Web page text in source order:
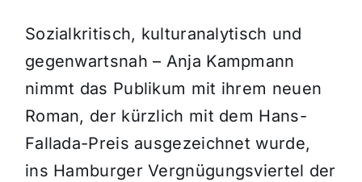
Sozialkritisch, kulturanalytisch und
gegenwartsnah – Anja Kampmann
nimmt das Publikum mit ihrem neuen
Roman, der kürzlich mit dem Hans-
Fallada-Preis ausgezeichnet wurde,
ins Hamburger Vergnügungsviertel der